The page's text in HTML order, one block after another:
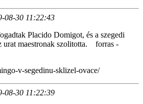
08-30 11:22:43
Placido Domigot, és a szegedi
urat maestronak szolitotta. forras -
v-segedinu-sklizel-ovace/
08-30 11:22:39